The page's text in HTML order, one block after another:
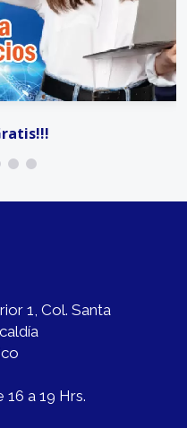
1, Col. Santa
16 a 19 Hrs.